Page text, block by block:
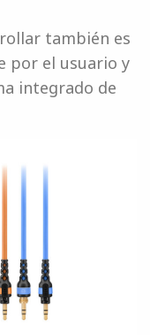
también es
por el usuario y
integrado de